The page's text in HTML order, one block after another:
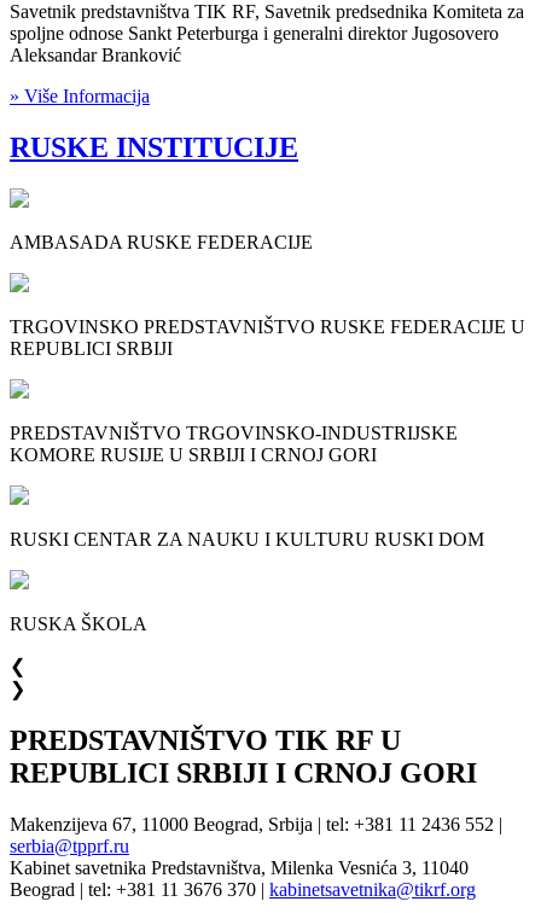
Savetnik predstavništva TIK RF, Savetnik predsednika Komiteta za
spoljne odnose Sankt Peterburga i generalni direktor Jugosovero
Aleksandar Branković
» Više Informacija
RUSKE INSTITUCIJE
AMBASADA RUSKE FEDERACIJE
TRGOVINSKO PREDSTAVNIŠTVO RUSKE FEDERACIJE U
REPUBLICI SRBIJI
PREDSTAVNIŠTVO TRGOVINSKO-INDUSTRIJSKE
KOMORE RUSIJE U SRBIJI I CRNOJ GORI
RUSKI CENTAR ZA NAUKU I KULTURU RUSKI DOM
RUSKA ŠKOLA
❮
❯
PREDSTAVNIŠTVO TIK RF U
REPUBLICI SRBIJI I CRNOJ GORI
Makenzijeva 67, 11000 Beograd, Srbija | tel: +381 11 2436 552 |
serbia@tpprf.ru
Kabinet savetnika Predstavništva, Milenka Vesnića 3, 11040
Beograd | tel: +381 11 3676 370 | kabinetsavetnika@tikrf.org